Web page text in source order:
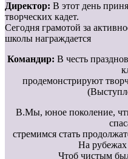
Директор: В этот день
творческих кадет.
Сегодня грамотой за
школы награждается
Командир: В честь
продемонстрируют
В.Мы, юное поколение,
стремимся стать
На
Чтоб чистым